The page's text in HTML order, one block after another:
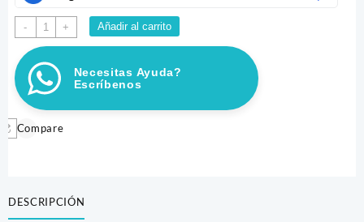
-
Y
TROPICAL
CANINO
FILHOTES
MINI
cantidad
+ Añadir al carrito
Necesitas Ayuda?
Escríbenos
Compare
DESCRIPCIÓN